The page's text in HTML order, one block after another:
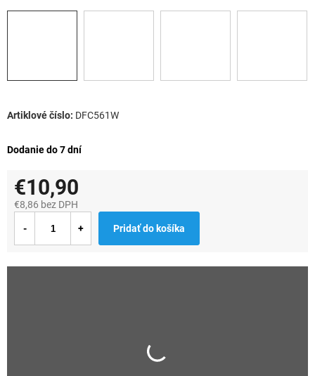
Dodanie do 7 dní
DFC561W
€10,90
€8,86 bez DPH
cena:
Pridať do košíka